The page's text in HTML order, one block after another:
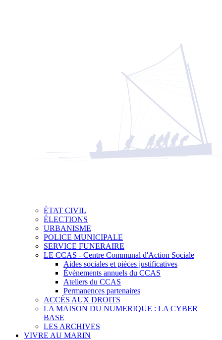
ÉTAT CIVIL
ÉLECTIONS
URBANISME
POLICE MUNICIPALE
SERVICE FUNERAIRE
LE CCAS - Centre Communal d'Action Sociale
Aides sociales et pièces justificatives
Évènements annuels du CCAS
Ateliers du CCAS
Permanences partenaires
ACCÈS AUX DROITS
LA MAISON DU NUMERIQUE : LA CYBER
BASE
LES ARCHIVES
VIVRE AU MARIN